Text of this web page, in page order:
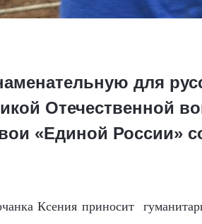
для
Отечественной
«Единой России»
Ксения приносит